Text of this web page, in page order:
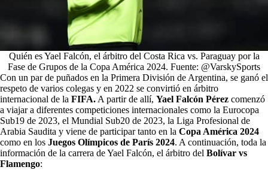
Quién es Yael Falcón, el árbitro del Costa Rica vs. Paraguay por la
Fase de Grupos de la Copa América 2024. Fuente: @VarskySports
Con un par de puñados en la Primera División de Argentina, se ganó el
respeto de varios colegas y en 2022 se convirtió en árbitro
internacional de la FIFA.A partir de allí, Yael Falcón Pérez comenzó
a viajar a diferentes competiciones internacionales como la Eurocopa
Sub19 de 2023, el Mundial Sub20 de 2023, la Liga Profesional de
Arabia Saudita y viene de participar tanto en la Copa América 2024
como en los Juegos Olímpicos de París 2024. A continuación, toda la
información de la carrera de Yael Falcón, el árbitro del Bolívar vs
Flamengo: